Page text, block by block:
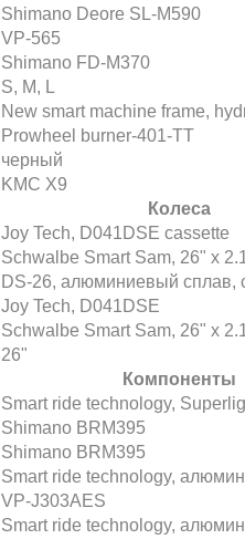
Shimano Deore SL-M590
VP-565
Shimano FD-M370
S, M, L
New smart machine frame,
Prowheel burner-401-TT
черный
KMC X9
Колеса
Joy Tech, D041DSE cassette
Schwalbe Smart Sam, 26" x
DS-26, алюминиевый сплав,
Joy Tech, D041DSE
Schwalbe Smart Sam, 26" x
26"
Компоненты
Smart ride technology,
Shimano BRM395
Shimano BRM395
Smart ride technology,
VP-J303AES
Smart ride technology,